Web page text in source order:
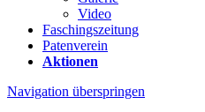
Video
Faschingszeitung
Patenverein
Aktionen
Navigation überspringen